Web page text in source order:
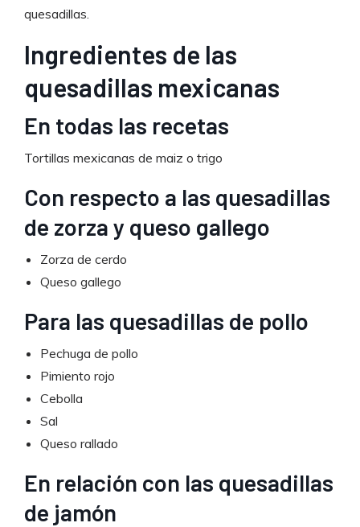
quesadillas.
Ingredientes de las
quesadillas mexicanas
En todas las recetas
Tortillas mexicanas de maiz o trigo
Con respecto a las quesadillas
de zorza y queso gallego
Zorza de cerdo
Queso gallego
Para las quesadillas de pollo
Pechuga de pollo
Pimiento rojo
Cebolla
Sal
Queso rallado
En relación con las quesadillas
de jamón